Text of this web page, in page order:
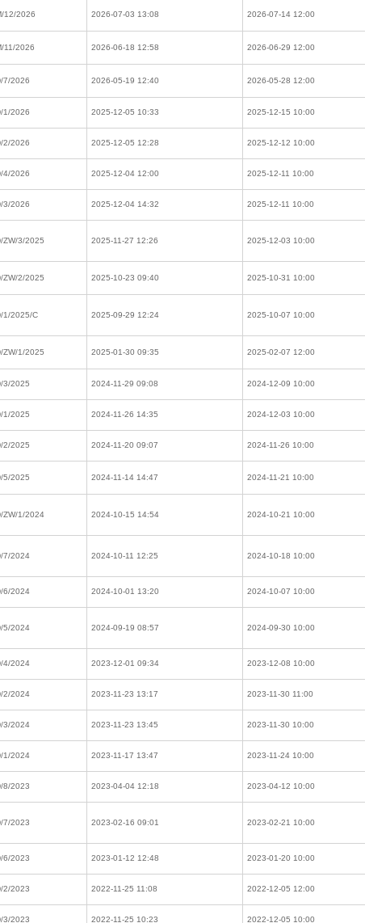
12/2026 2026-07-03 13:08 2026-07-14 12:00
11/2026 2026-06-18 12:58 2026-06-29 12:00
7/2026 2026-05-19 12:40 2026-05-28 12:00
1/2026 2025-12-05 10:33 2025-12-15 10:00
2/2026 2025-12-05 12:28 2025-12-12 10:00
4/2026 2025-12-04 12:00 2025-12-11 10:00
3/2026 2025-12-04 14:32 2025-12-11 10:00
ZW/3/2025 2025-11-27 12:26 2025-12-03 10:00
ZW/2/2025 2025-10-23 09:40 2025-10-31 10:00
1/2025/C 2025-09-29 12:24 2025-10-07 10:00
ZW/1/2025 2025-01-30 09:35 2025-02-07 12:00
3/2025 2024-11-29 09:08 2024-12-09 10:00
1/2025 2024-11-26 14:35 2024-12-03 10:00
2/2025 2024-11-20 09:07 2024-11-26 10:00
5/2025 2024-11-14 14:47 2024-11-21 10:00
ZW/1/2024 2024-10-15 14:54 2024-10-21 10:00
7/2024 2024-10-11 12:25 2024-10-18 10:00
6/2024 2024-10-01 13:20 2024-10-07 10:00
5/2024 2024-09-19 08:57 2024-09-30 10:00
4/2024 2023-12-01 09:34 2023-12-08 10:00
2/2024 2023-11-23 13:17 2023-11-30 11:00
3/2024 2023-11-23 13:45 2023-11-30 10:00
1/2024 2023-11-17 13:47 2023-11-24 10:00
8/2023 2023-04-04 12:18 2023-04-12 10:00
7/2023 2023-02-16 09:01 2023-02-21 10:00
6/2023 2023-01-12 12:48 2023-01-20 10:00
2/2023 2022-11-25 11:08 2022-12-05 12:00
3/2023 2022-11-25 10:23 2022-12-05 10:00